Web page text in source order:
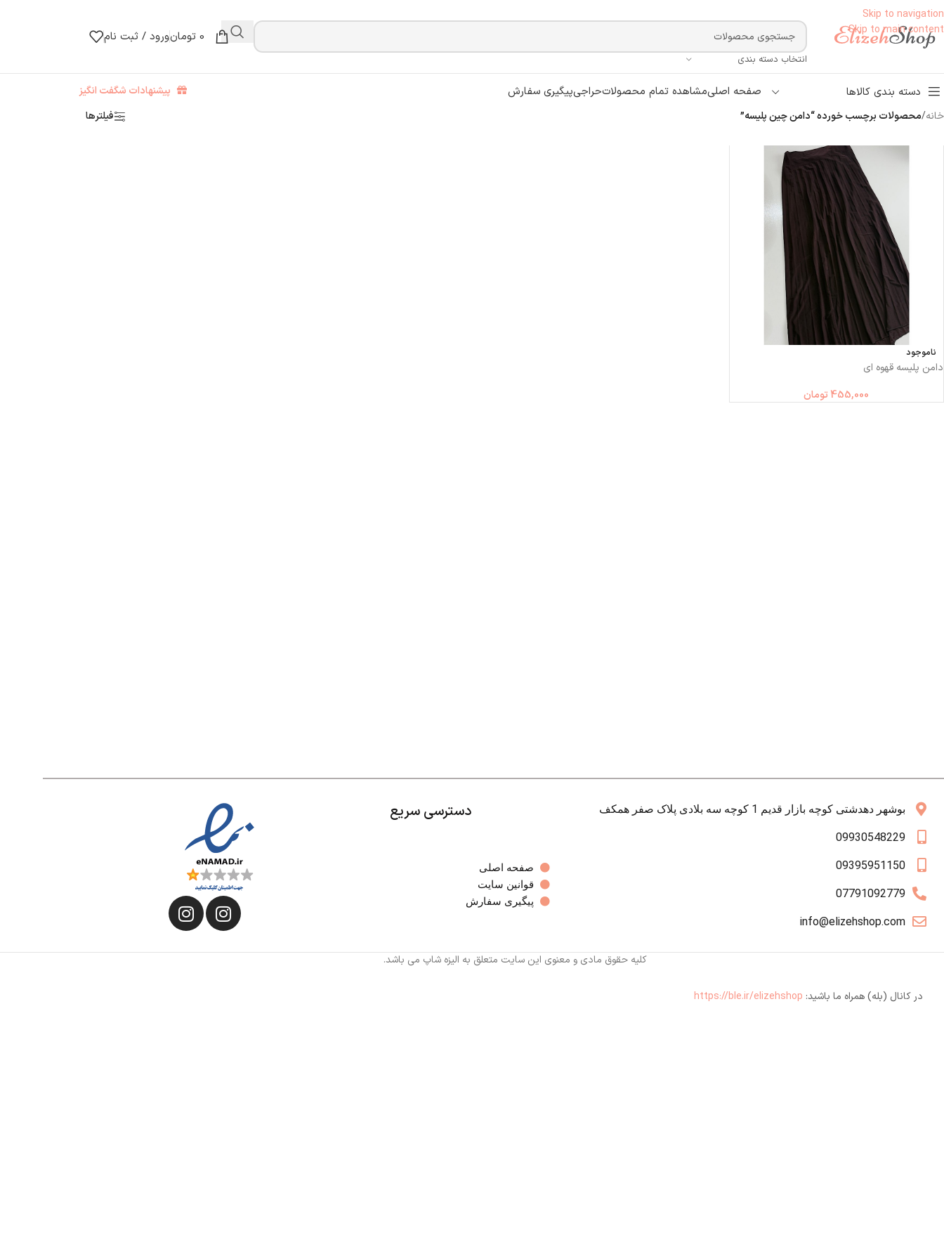
Skip to navigation
Skip to main content
انتخاب دسته بندی
0 تومانورود / ثبت نام
دسته بندی کالاها صفحه اصلیمشاهده تمام محصولاتحراجیپیگیری سفارش
پیشنهادات شگفت انگیز
خانه/محصولات برچسب خورده “دامن چین پلیسه” فیلترها
ناموجود
دامن پلیسه قهوه ای
455,000 تومان
بوشهر دهدشتی کوچه بازار قدیم 1 کوچه سه بلادی پلاک صفر همکف
09930548229
09395951150
07791092779
info@elizehshop.com
دسترسی سریع
صفحه اصلی
قوانین سایت
پیگیری سفارش
کلیه حقوق مادی و معنوی این سایت متعلق به الیزه شاپ می باشد.
در کانال (بله) همراه ما باشید: https://ble.ir/elizehshop